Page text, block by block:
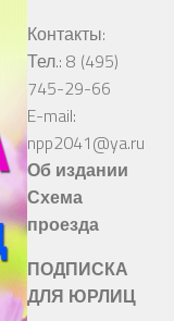
Контакты:
Тел.: 8 (495)
745-29-66
E-mail:
npp2041@ya.ru
Об издании
Схема
проезда
ПОДПИСКА
ДЛЯ ЮРЛИЦ